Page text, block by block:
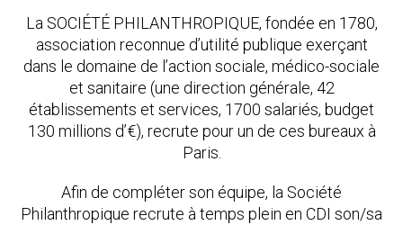
La SOCIÉTÉ PHILANTHROPIQUE, fondée en 1780,
association reconnue d’utilité publique exerçant
dans le domaine de l’action sociale, médico-sociale
et sanitaire (une direction générale, 42
établissements et services, 1700 salariés, budget
130 millions d’€), recrute pour un de ces bureaux à
Paris.
Afin de compléter son équipe, la Société
Philanthropique recrute à temps plein en CDI son/sa